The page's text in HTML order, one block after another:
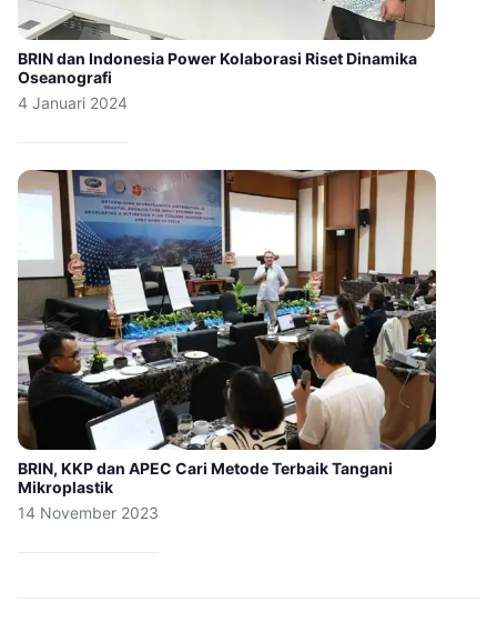
BRIN dan Indonesia Power Kolaborasi Riset Dinamika
Oseanografi
4 Januari 2024
BRIN, KKP dan APEC Cari Metode Terbaik Tangani
Mikroplastik
14 November 2023